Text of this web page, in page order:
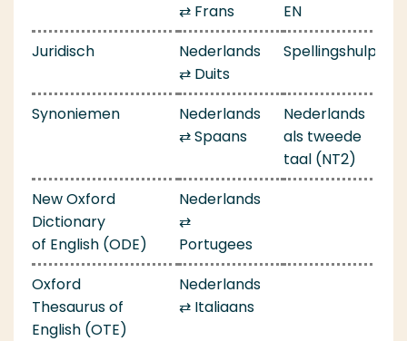
⇄ Frans
EN
Juridisch
Nederlands
⇄ Duits
Spellingshulp
Synoniemen
Nederlands
⇄ Spaans
Nederlands
als tweede
taal (NT2)
New Oxford
Dictionary
of English (ODE)
Nederlands
⇄
Portugees
Oxford
Thesaurus of
English (OTE)
Nederlands
⇄ Italiaans